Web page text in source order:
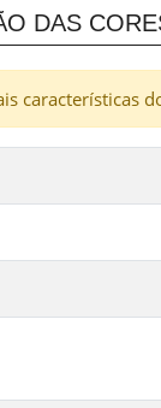
DAS
características